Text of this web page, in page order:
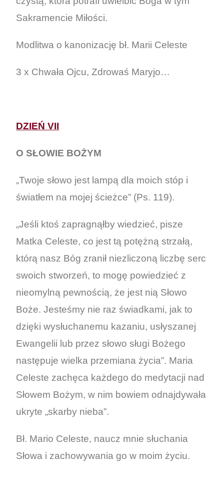
Sakramencie Miłości.
Modlitwa o kanonizację bł. Marii Celeste
3 x Chwała Ojcu, Zdrowaś Maryjo…
DZIEŃ VII
O SŁOWIE BOŻYM
„Twoje słowo jest lampą dla moich stóp i
światłem na mojej ścieżce” (Ps. 119).
„Jeśli ktoś zapragnąłby wiedzieć, pisze
Matka Celeste, co jest tą potężną strzałą,
którą nasz Bóg zranił niezliczoną liczbę serc
swoich stworzeń, to mogę powiedzieć z
nieomylną pewnością, że jest nią Słowo
Boże. Jesteśmy nie raz świadkami, jak to
dzięki wysłuchanemu kazaniu, usłyszanej
Ewangelii lub przez słowo sługi Bożego
następuje wielka przemiana życia”. Maria
Celeste zachęca każdego do medytacji nad
Słowem Bożym, w nim bowiem odnajdywała
ukryte „skarby nieba”.
Bł. Mario Celeste, naucz mnie słuchania
Słowa i zachowywania go w moim życiu.